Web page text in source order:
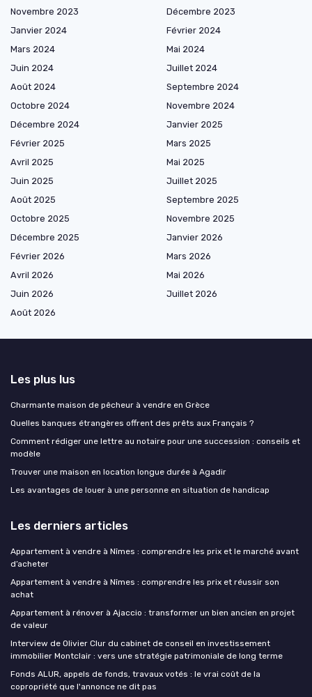
Novembre 2023
Décembre 2023
Janvier 2024
Février 2024
Mars 2024
Mai 2024
Juin 2024
Juillet 2024
Août 2024
Septembre 2024
Octobre 2024
Novembre 2024
Décembre 2024
Janvier 2025
Février 2025
Mars 2025
Avril 2025
Mai 2025
Juin 2025
Juillet 2025
Août 2025
Septembre 2025
Octobre 2025
Novembre 2025
Décembre 2025
Janvier 2026
Février 2026
Mars 2026
Avril 2026
Mai 2026
Juin 2026
Juillet 2026
Août 2026
Les plus lus
Charmante maison de pêcheur à vendre en Grèce
Quelles banques étrangères offrent des prêts aux Français ?
Comment rédiger une lettre au notaire pour une succession : conseils et
modèle
Trouver une maison en location longue durée à Agadir
Les avantages de louer à une personne en situation de handicap
Les derniers articles
Appartement à vendre à Nîmes : comprendre les prix et le marché avant
d’acheter
Appartement à vendre à Nîmes : comprendre les prix et réussir son
achat
Appartement à rénover à Ajaccio : transformer un bien ancien en projet
de valeur
Interview de Olivier Clur du cabinet de conseil en investissement
immobilier Montclair : vers une stratégie patrimoniale de long terme
Fonds ALUR, appels de fonds, travaux votés : le vrai coût de la
copropriété que l'annonce ne dit pas